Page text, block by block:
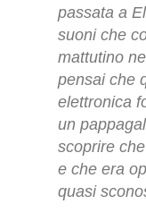
passata a
suoni che
mattutino
pensai che
elettronica
un
scoprire
e che era
quasi